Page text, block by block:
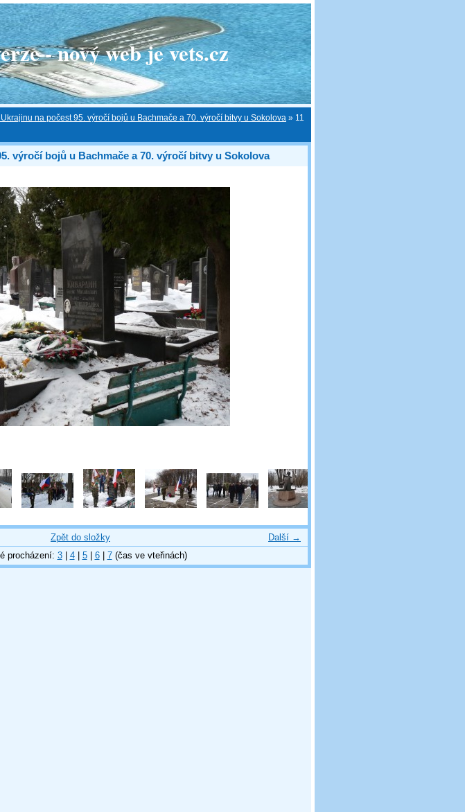
- nový web je vets.cz
na počest 95. výročí bojů u Bachmače a 70. výročí bitvy u Sokolova » 11
výročí bojů u Bachmače a 70. výročí bitvy u Sokolova
Další →
Zpět do složky
procházení: 3| 4| 5| 6| 7(čas ve vteřinách)